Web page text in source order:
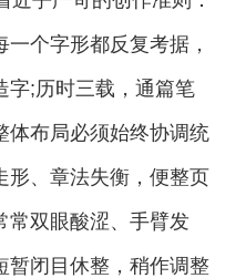
个字形都反复考据，
字;历时三载，通篇笔
体布局必须始终协调统
形、章法失衡，便整页
常双眼酸涩、手臂发
暂闭目休整，稍作调整